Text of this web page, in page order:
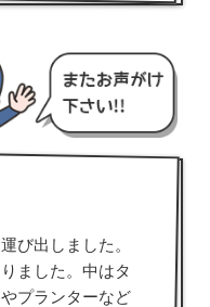
び出しました。
ました。中はタ
プランターなど